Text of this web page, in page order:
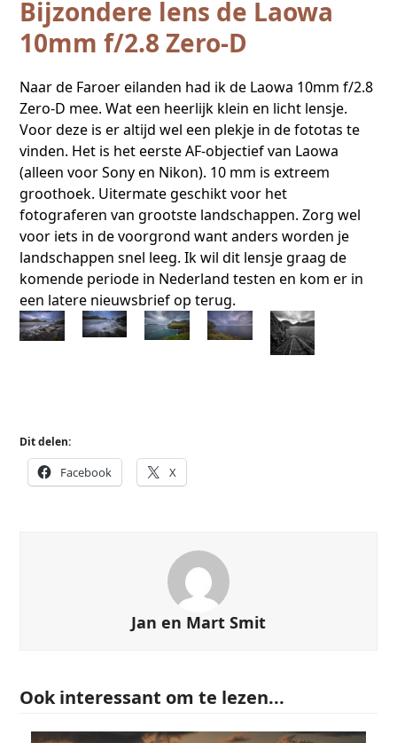
Bijzondere lens de Laowa
10mm f/2.8 Zero-D
Naar de Faroer eilanden had ik de Laowa 10mm f/2.8
Zero-D mee. Wat een heerlijk klein en licht lensje.
Voor deze is er altijd wel een plekje in de fototas te
vinden. Het is het eerste AF-objectief van Laowa
(alleen voor Sony en Nikon). 10 mm is extreem
groothoek. Uitermate geschikt voor het
fotograferen van grootste landschappen. Zorg wel
voor iets in de voorgrond want anders worden je
landschappen snel leeg. Ik wil dit lensje graag de
komende periode in Nederland testen en kom er in
een latere nieuwsbrief op terug.
Dit delen:
Facebook X
Jan en Mart Smit
Ook interessant om te lezen...